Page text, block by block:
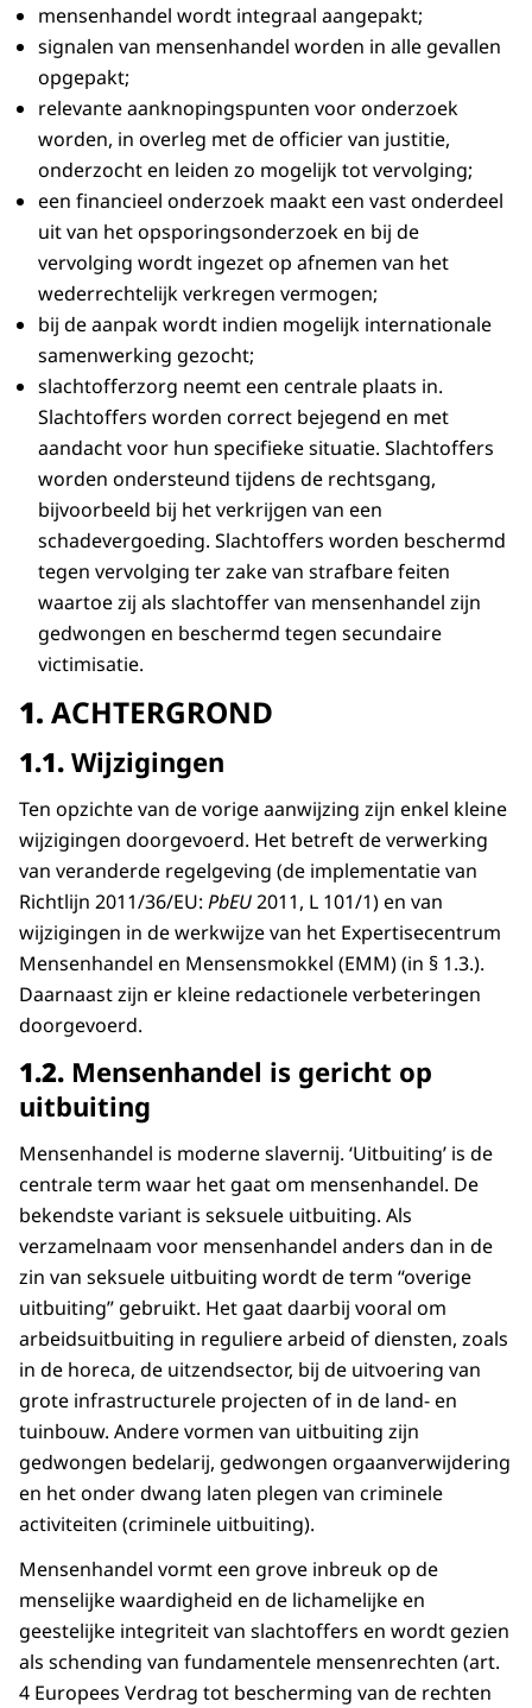
mensenhandel wordt integraal aangepakt;
signalen van mensenhandel worden in alle gevallen
opgepakt;
relevante aanknopingspunten voor onderzoek
worden, in overleg met de officier van justitie,
onderzocht en leiden zo mogelijk tot vervolging;
een financieel onderzoek maakt een vast onderdeel
uit van het opsporingsonderzoek en bij de
vervolging wordt ingezet op afnemen van het
wederrechtelijk verkregen vermogen;
bij de aanpak wordt indien mogelijk internationale
samenwerking gezocht;
slachtofferzorg neemt een centrale plaats in.
Slachtoffers worden correct bejegend en met
aandacht voor hun specifieke situatie. Slachtoffers
worden ondersteund tijdens de rechtsgang,
bijvoorbeeld bij het verkrijgen van een
schadevergoeding. Slachtoffers worden beschermd
tegen vervolging ter zake van strafbare feiten
waartoe zij als slachtoffer van mensenhandel zijn
gedwongen en beschermd tegen secundaire
victimisatie.
1. ACHTERGROND
1.1. Wijzigingen
Ten opzichte van de vorige aanwijzing zijn enkel kleine
wijzigingen doorgevoerd. Het betreft de verwerking
van veranderde regelgeving (de implementatie van
Richtlijn 2011/36/EU: PbEU2011, L 101/1) en van
wijzigingen in de werkwijze van het Expertisecentrum
Mensenhandel en Mensensmokkel (EMM) (in § 1.3.).
Daarnaast zijn er kleine redactionele verbeteringen
doorgevoerd.
1.2. Mensenhandel is gericht op
uitbuiting
Mensenhandel is moderne slavernij. ‘Uitbuiting’ is de
centrale term waar het gaat om mensenhandel. De
bekendste variant is seksuele uitbuiting. Als
verzamelnaam voor mensenhandel anders dan in de
zin van seksuele uitbuiting wordt de term “overige
uitbuiting” gebruikt. Het gaat daarbij vooral om
arbeidsuitbuiting in reguliere arbeid of diensten, zoals
in de horeca, de uitzendsector, bij de uitvoering van
grote infrastructurele projecten of in de land- en
tuinbouw. Andere vormen van uitbuiting zijn
gedwongen bedelarij, gedwongen orgaanverwijdering
en het onder dwang laten plegen van criminele
activiteiten (criminele uitbuiting).
Mensenhandel vormt een grove inbreuk op de
menselijke waardigheid en de lichamelijke en
geestelijke integriteit van slachtoffers en wordt gezien
als schending van fundamentele mensenrechten (art.
4 Europees Verdrag tot bescherming van de rechten